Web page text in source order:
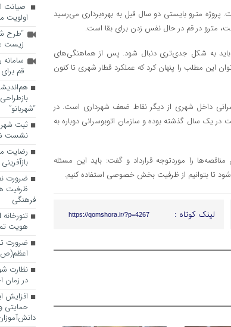
پروژه مترو بایستی دو سال قبل به بهره‌برداری می‌رسید
مترو در قم در حال نفس زدن برای بقا است.
به شکل جدی‌تری دنبال شود. پس از هماهنگی‌های
این مطلب را پنهان کرد که عملکرد قطار شهری تا کنون
داخل شهری از دیگر نقاط ضعف شهرداری است. در
یک سال گذشته بوده و سازمان اتوبوسرانی دوباره به
در این مناقصه‌ها را موردتوجه قرارداد و گفت: باید این مسئله
تا بتوانیم از ظرفیت بخش خصوصی استفاده کنیم.
لینک کوتاه : https://qomshora.ir/?p=4267
صیانت
“طرح
زیست
قم
“شهربانو”
ثبت شهر
نشست
رضایت
ضرورت
ظرفیت
فرهنگی
هویت
ضرورت
نظارت
در زمان
افزایش
حمایتی